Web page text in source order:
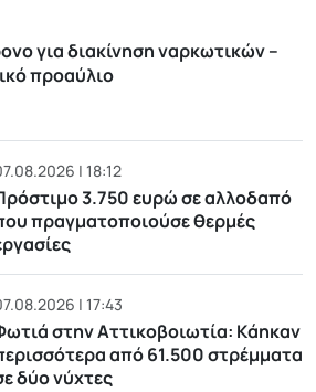
για διακίνηση ναρκωτικών –
προαύλιο
| 18:12
3.750 ευρώ σε αλλοδαπό
πραγματοποιούσε θερμές
| 17:43
στην Αττικοβοιωτία: Kάηκαν
από 61.500 στρέμματα
δύο νύχτες